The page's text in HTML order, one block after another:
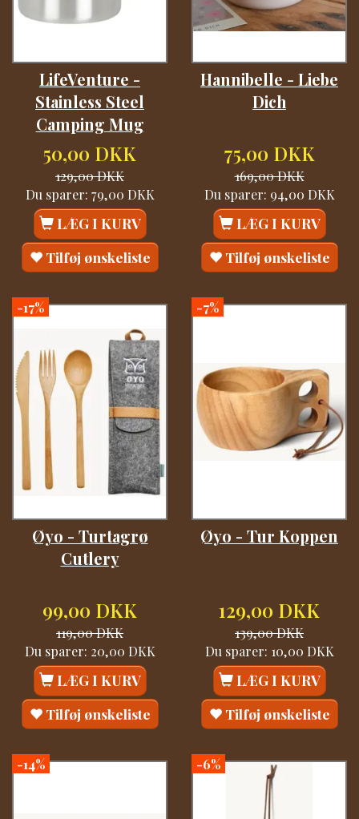
LifeVenture -
Stainless Steel
Camping Mug
50,00 DKK
129,00 DKK
Du sparer: 79,00 DKK
LÆG I KURV
Tilføj ønskeliste
Hannibelle - Liebe
Dich
75,00 DKK
169,00 DKK
Du sparer: 94,00 DKK
LÆG I KURV
Tilføj ønskeliste
-17%
Øyo - Turtagrø
Cutlery
99,00 DKK
119,00 DKK
Du sparer: 20,00 DKK
LÆG I KURV
Tilføj ønskeliste
-7%
Øyo - Tur Koppen
129,00 DKK
139,00 DKK
Du sparer: 10,00 DKK
LÆG I KURV
Tilføj ønskeliste
-14% -6%